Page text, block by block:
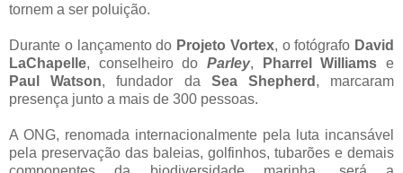
tornem a ser poluição.
Durante o lançamento do Projeto Vortex, o fotógrafo David
LaChapelle, conselheiro do Parley, Pharrel Williamse
Paul Watson, fundador da Sea Shepherd , marcaram
presença junto a mais de 300 pessoas.
A ONG, renomada internacionalmente pela luta incansável
pela preservação das baleias, golfinhos, tubarões e demais